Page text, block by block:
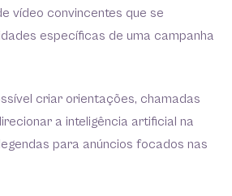
vídeo convincentes que se
específicas de uma campanha
criar orientações, chamadas
a inteligência artificial na
para anúncios focados nas